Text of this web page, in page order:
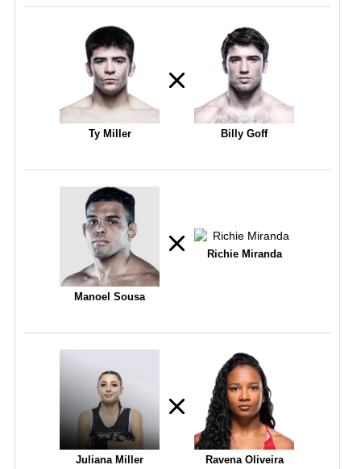
Ty Miller Billy Goff
Manoel Sousa
Richie Miranda
Juliana Miller Ravena Oliveira